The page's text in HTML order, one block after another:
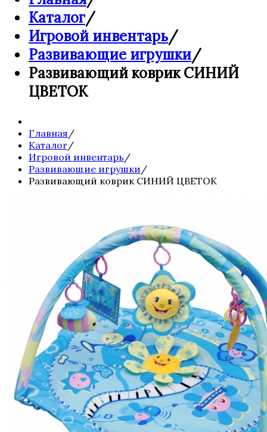
Каталог/
Игровой инвентарь/
Развивающие игрушки/
Развивающий коврик СИНИЙ
ЦВЕТОК
Главная /
Каталог /
Игровой инвентарь /
Развивающие игрушки /
Развивающий коврик СИНИЙ ЦВЕТОК